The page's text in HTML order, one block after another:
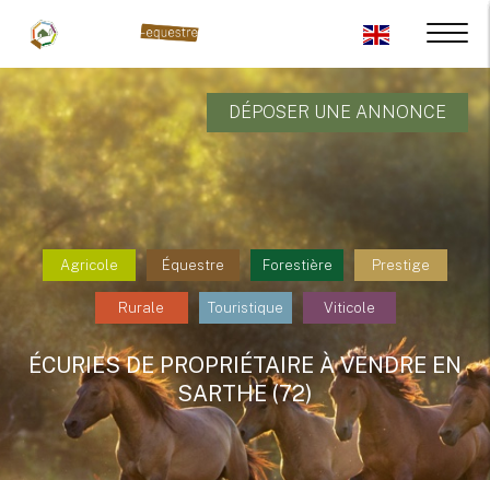
DÉPOSER UNE ANNONCE
Agricole Équestre Forestière Prestige
Rurale Touristique Viticole
ÉCURIES DE PROPRIÉTAIRE À VENDRE EN
SARTHE (72)